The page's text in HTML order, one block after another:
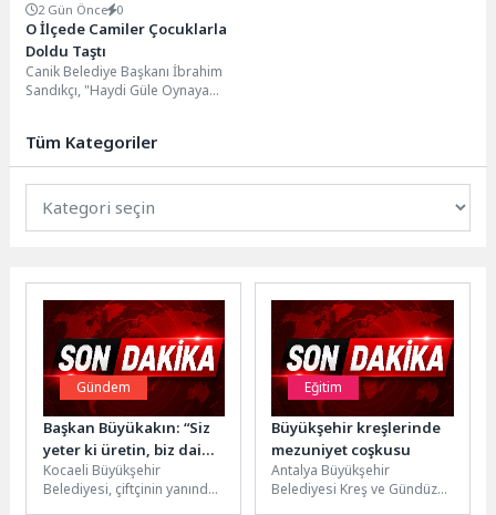
2 Gün Önce 0
O İlçede Camiler Çocuklarla
Doldu Taştı
Canik Belediye Başkanı İbrahim
Sandıkçı, "Haydi Güle Oynaya
Tüm Kategoriler
Gündem
Başkan Büyükakın: “Siz
yeter ki üretin, biz daima
yanınızdayız”
Kocaeli Büyükşehir
Belediyesi, çiftçinin yanında
Eğitim
Büyükşehir kreşlerinde
mezuniyet coşkusu
Antalya Büyükşehir
Belediyesi Kreş ve Gündüz